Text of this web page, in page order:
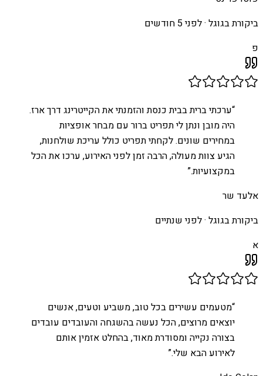
ביקורת בגוגל ·לפני 5 חודשים
פ
“ערכתי ברית בבית כנסת והזמנתי את הקייטרינג דרך ארז.
היה מובן ונתן לי תפריט ברור עם מבחר אופציות
במחירים שונים. לקחתי תפריט כולל עריכת שולחנות,
הגיע צוות מעולה, הרבה זמן לפני האירוע, ערכו את הכל
במקצועיות.”
אלעד שר
ביקורת בגוגל ·לפני שנתיים
א
“מטעמים עשירים בכל טוב, משביע וטעים, אנשים
יוצאים מרוצים, הכל נעשה בהשגחה והעובדים עובדים
בצורה נקייה ומסודרת מאוד, בהחלט אזמין אותם
לאירוע הבא שלי.”